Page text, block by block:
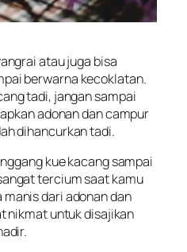
atau juga bisa
berwarna kecoklatan.
tadi, jangan sampai
adonan dan campur
dihancurkan tadi.
kue kacang sampai
tercium saat kamu
manis dari adonan dan
nikmat untuk disajikan